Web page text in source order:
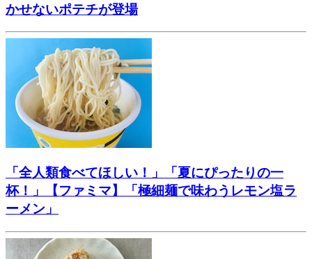
かせないポテチが登場
「全人類食べてほしい！」「夏にぴったりの一
杯！」【ファミマ】「極細麺で味わうレモン塩ラ
ーメン」